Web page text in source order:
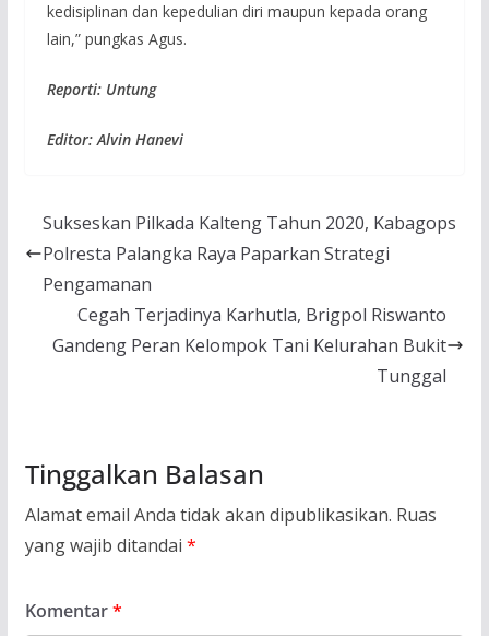
kedisiplinan dan kepedulian diri maupun kepada orang
lain,” pungkas Agus.
Reporti: Untung
Editor: Alvin Hanevi
Sukseskan Pilkada Kalteng Tahun 2020, Kabagops
Polresta Palangka Raya Paparkan Strategi
Pengamanan
Cegah Terjadinya Karhutla, Brigpol Riswanto
Gandeng Peran Kelompok Tani Kelurahan Bukit
Tunggal
Tinggalkan Balasan
Alamat email Anda tidak akan dipublikasikan. Ruas
yang wajib ditandai *
Komentar*